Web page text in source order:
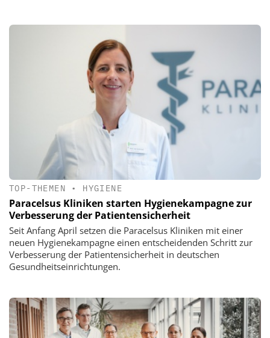
TOP-THEMEN • HYGIENE
Paracelsus Kliniken starten Hygienekampagne zur
Verbesserung der Patientensicherheit
Seit Anfang April setzen die Paracelsus Kliniken mit einer
neuen Hygienekampagne einen entscheidenden Schritt zur
Verbesserung der Patientensicherheit in deutschen
Gesundheitseinrichtungen.